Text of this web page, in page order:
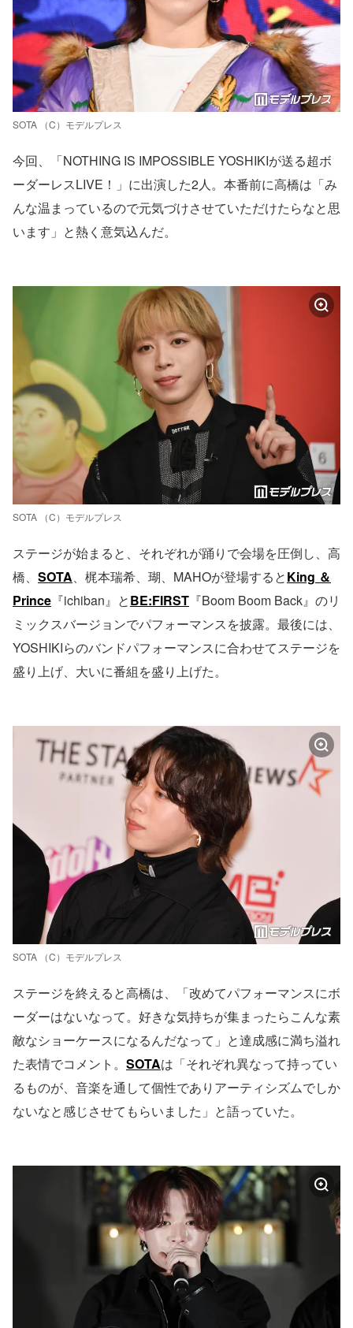
SOTA （C）モデルプレス
今回、「NOTHING IS IMPOSSIBLE YOSHIKIが送る超ボ
ーダーレスLIVE！」に出演した2人。本番前に高橋は「み
んな温まっているので元気づけさせていただけたらなと思
います」と熱く意気込んだ。
SOTA （C）モデルプレス
ステージが始まると、それぞれが踊りで会場を圧倒し、高
橋、 SOTA、梶本瑞希、瑚、MAHOが登場するとKing ＆
Prince 『ichiban』とBE:FIRST 『Boom Boom Back』のリ
ミックスバージョンでパフォーマンスを披露。最後には、
YOSHIKIらのバンドパフォーマンスに合わせてステージを
盛り上げ、大いに番組を盛り上げた。
SOTA （C）モデルプレス
ステージを終えると高橋は、「改めてパフォーマンスにボ
ーダーはないなって。好きな気持ちが集まったらこんな素
敵なショーケースになるんだなって」と達成感に満ち溢れ
た表情でコメント。 SOTAは「それぞれ異なって持ってい
るものが、音楽を通して個性でありアーティシズムでしか
ないなと感じさせてもらいました」と語っていた。